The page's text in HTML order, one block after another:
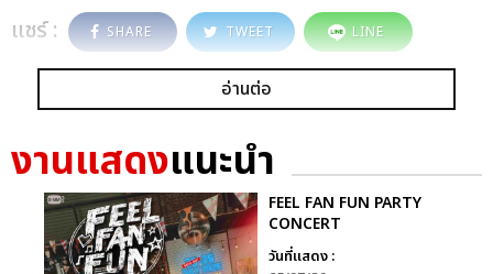
แชร์ : SHARE TWEET LINE
อ่านต่อ
งานแสดงแนะนำ
FEEL FAN FUN PARTY
CONCERT
วันที่แสดง :